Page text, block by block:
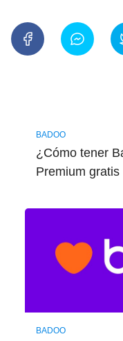
BADOO
¿Cómo tener
Premium gratis
BADOO